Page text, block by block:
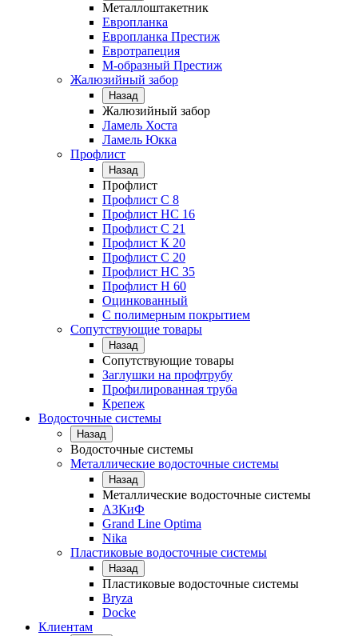
Металлоштакетник
Европланка
Европланка Престиж
Евротрапеция
М-образный Престиж
Жалюзийный забор
Назад
Жалюзийный забор
Ламель Хоста
Ламель Юкка
Профлист
Назад
Профлист
Профлист С 8
Профлист НС 16
Профлист C 21
Профлист К 20
Профлист С 20
Профлист НС 35
Профлист Н 60
Оцинкованный
С полимерным покрытием
Сопутствующие товары
Назад
Сопутствующие товары
Заглушки на профтрубу
Профилированная труба
Крепеж
Водосточные системы
Назад
Водосточные системы
Металлические водосточные системы
Назад
Металлические водосточные системы
АЗКиФ
Grand Line Optima
Nika
Пластиковые водосточные системы
Назад
Пластиковые водосточные системы
Bryza
Docke
Клиентам